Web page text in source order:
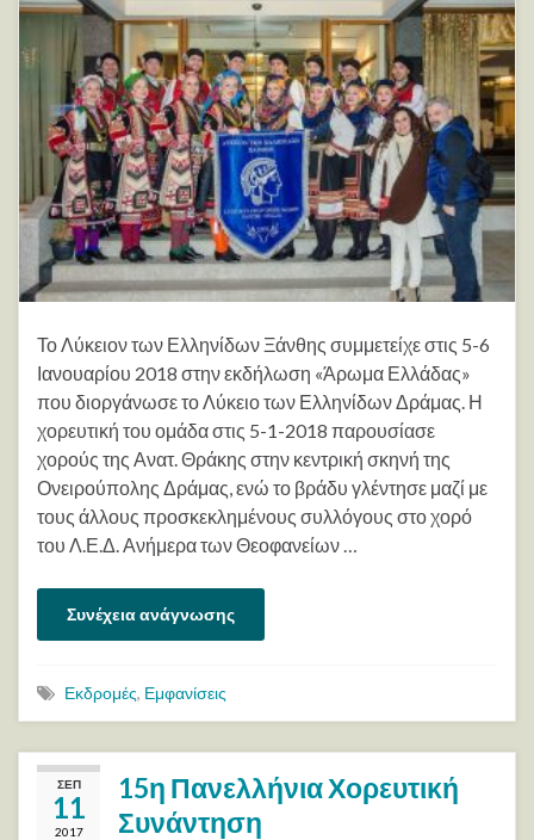
Το Λύκειον των Ελληνίδων Ξάνθης συμμετείχε στις 5-6
Ιανουαρίου 2018 στην εκδήλωση «Άρωμα Ελλάδας»
που διοργάνωσε το Λύκειο των Ελληνίδων Δράμας. Η
χορευτική του ομάδα στις 5-1-2018 παρουσίασε
χορούς της Ανατ. Θράκης στην κεντρική σκηνή της
Ονειρούπολης Δράμας, ενώ το βράδυ γλέντησε μαζί με
τους άλλους προσκεκλημένους συλλόγους στο χορό
του Λ.Ε.Δ. Ανήμερα των Θεοφανείων …
Συνέχεια ανάγνωσης
Εκδρομές, Εμφανίσεις
ΣΕΠ
11
2017
15η Πανελλήνια Χορευτική
Συνάντηση